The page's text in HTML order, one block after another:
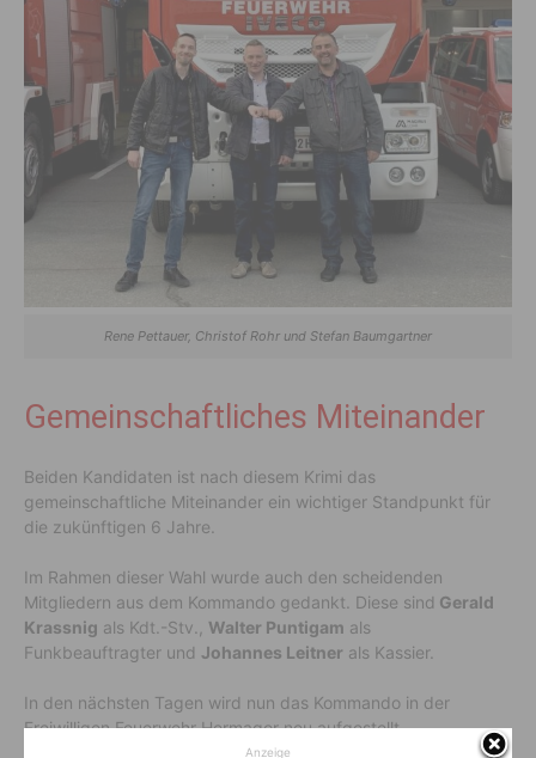
Rene Pettauer, Christof Rohr und Stefan Baumgartner
Gemeinschaftliches Miteinander
Beiden Kandidaten ist nach diesem Krimi das
gemeinschaftliche Miteinander ein wichtiger Standpunkt für
die zukünftigen 6 Jahre.
Im Rahmen dieser Wahl wurde auch den scheidenden
Mitgliedern aus dem Kommando gedankt. Diese sind Gerald
Krassnig als Kdt.-Stv., Walter Puntigam als
Funkbeauftragter und Johannes Leitner als Kassier.
In den nächsten Tagen wird nun das Kommando in der
Freiwilligen Feuerwehr Hermagor neu aufgestellt.
Anzeige